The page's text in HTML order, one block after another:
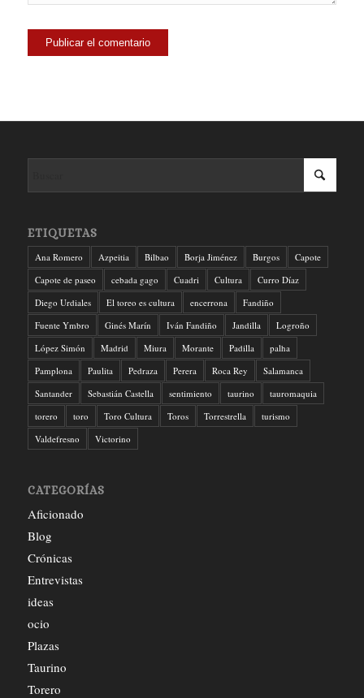
ETIQUETAS
Ana Romero Azpeitia Bilbao Borja Jiménez Burgos
Capote
Capote de paseo
cebada gago Cuadri Cultura
Curro Díaz
Diego Urdiales
El toreo es cultura encerrona
Fandiño
Fuente Ymbro
Ginés Marín Iván Fandiño Jandilla
Logroño
López Simón
Madrid Miura Morante Padilla
palha
Pamplona
Paulita Pedraza Perera Roca Rey
Salamanca
Santander
Sebastián Castella sentimiento taurino
tauromaquia
torero
toro Toro Cultura Toros Torrestrella
turismo
Valdefresno
Victorino
CATEGORÍAS
Aficionado
Blog
Crónicas
Entrevistas
ideas
ocio
Plazas
Taurino
Torero